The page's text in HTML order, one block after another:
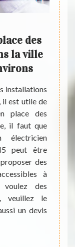
des
la ville
installations
il est utile de
place des
il faut que
électricien
peut être
des
à
des
veuillez le
un devis
Les
ces